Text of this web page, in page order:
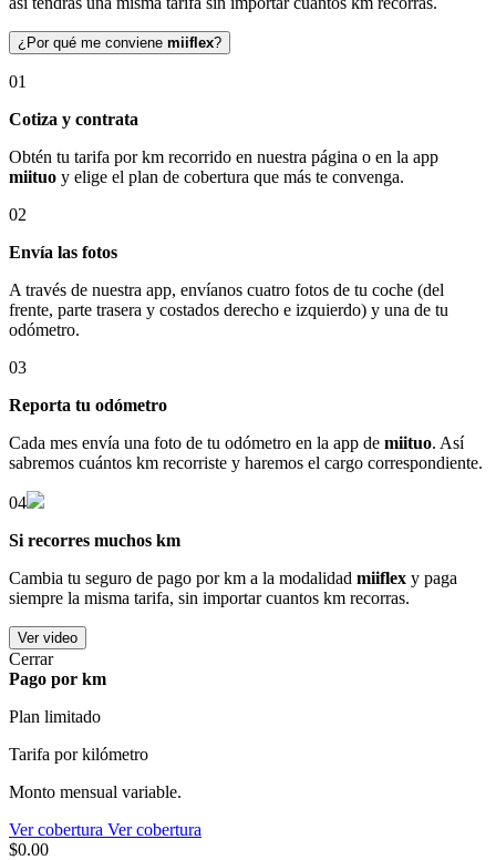
¿Por qué me conviene miiflex?
01
Cotiza y contrata
Obtén tu tarifa por km recorrido en nuestra página o en la app
miituo y elige el plan de cobertura que más te convenga.
02
Envía las fotos
A través de nuestra app, envíanos cuatro fotos de tu coche (del
frente, parte trasera y costados derecho e izquierdo) y una de tu
odómetro.
03
Reporta tu odómetro
Cada mes envía una foto de tu odómetro en la app de miituo. Así
sabremos cuántos km recorriste y haremos el cargo correspondiente.
04
Si recorres muchos km
Cambia tu seguro de pago por km a la modalidad miiflex y paga
siempre la misma tarifa, sin importar cuantos km recorras.
Ver video
Cerrar
Pago por km
Plan limitado
Tarifa por kilómetro
Monto mensual variable.
Ver cobertura Ver cobertura
$0.00